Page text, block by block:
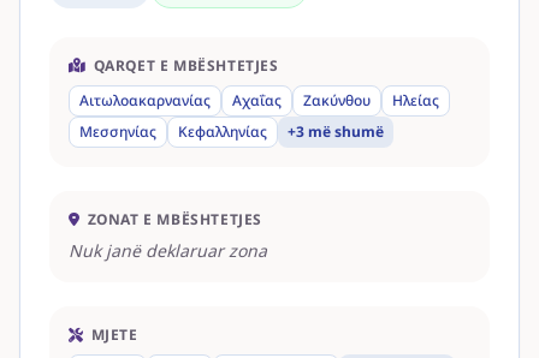
QARQET E MBËSHTETJES
Αιτωλοακαρνανίας
Αχαΐας Ζακύνθου
Ηλείας
Μεσσηνίας
Κεφαλληνίας +3 më shumë
ZONAT E MBËSHTETJES
Nuk janë deklaruar zona
MJETE